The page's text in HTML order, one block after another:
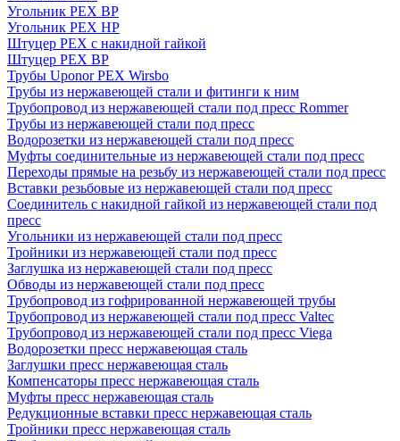
Угольник PEX ВР
Угольник PEX НР
Штуцер PEX c накидной гайкой
Штуцер PEX ВР
Трубы Uponor PEX Wirsbo
Трубы из нержавеющей стали и фитинги к ним
Трубопровод из нержавеющей стали под пресс Rommer
Трубы из нержавеющей стали под пресс
Водорозетки из нержавеющей стали под пресс
Муфты соединительные из нержавеющей стали под пресс
Переходы прямые на резьбу из нержавеющей стали под пресс
Вставки резьбовые из нержавеющей стали под пресс
Соединитель с накидной гайкой из нержавеющей стали под
пресс
Угольники из нержавеющей стали под пресс
Тройники из нержавеющей стали под пресс
Заглушка из нержавеющей стали под пресс
Обводы из нержавеющей стали под пресс
Трубопровод из гофрированной нержавеющей трубы
Трубопровод из нержавеющей стали под пресс Valtec
Трубопровод из нержавеющей стали под пресс Viega
Водорозетки пресс нержавеющая сталь
Заглушки пресс нержавеющая сталь
Компенсаторы пресс нержавеющая сталь
Муфты пресс нержавеющая сталь
Редукционные вставки пресс нержавеющая сталь
Тройники пресс нержавеющая сталь